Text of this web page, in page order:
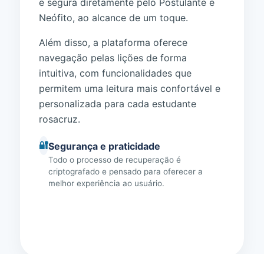
Neófito, ao alcance de um toque.
Além disso, a plataforma oferece
navegação pelas lições de forma
intuitiva, com funcionalidades que
permitem uma leitura mais confortável e
personalizada para cada estudante
rosacruz.
🔐Segurança e praticidade
Todo o processo de recuperação é
criptografado e pensado para oferecer a
melhor experiência ao usuário.